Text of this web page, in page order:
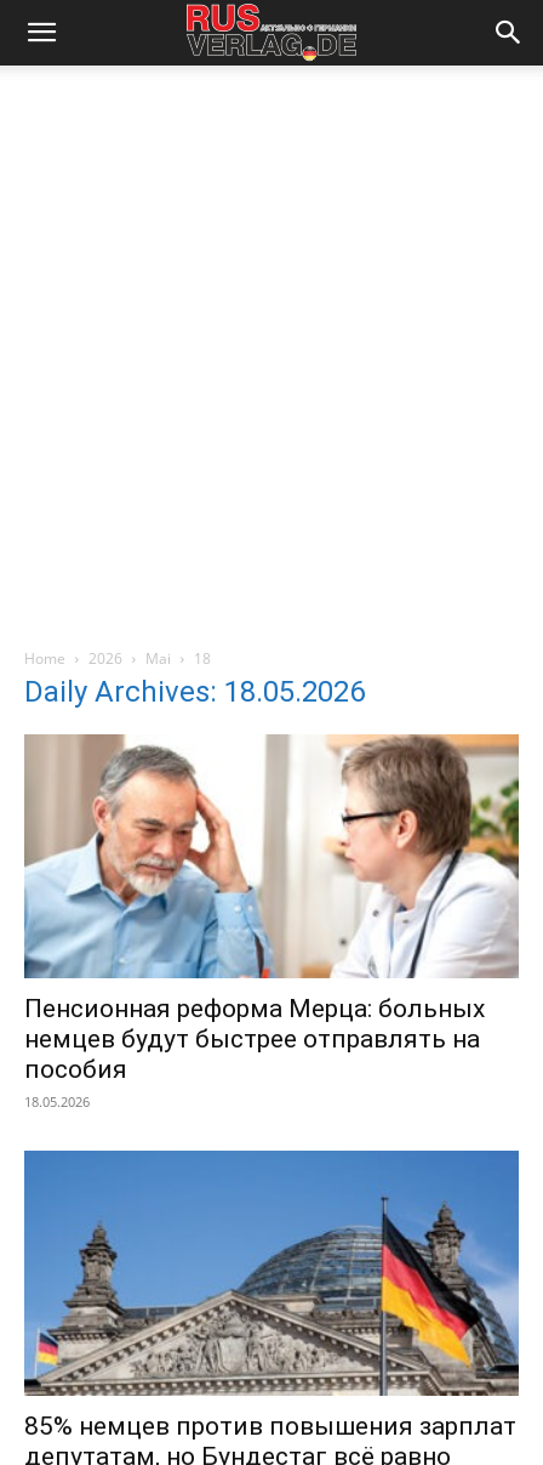
Home 2026 Mai 18
Daily Archives: 18.05.2026
Пенсионная реформа Мерца: больных
немцев будут быстрее отправлять на
пособия
18.05.2026
85% немцев против повышения зарплат
депутатам, но Бундестаг всё равно